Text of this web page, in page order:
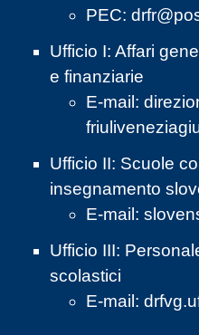
PEC:
Ufficio I: Affari
e finanziarie
E-mail:
Ufficio II: Scuole
insegnamento
E-mail:
Ufficio III:
scolastici
E-mail: